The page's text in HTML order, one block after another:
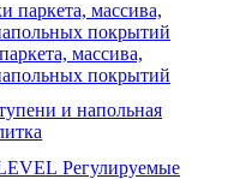
массива,
покрытий
и напольная
Регулируемые